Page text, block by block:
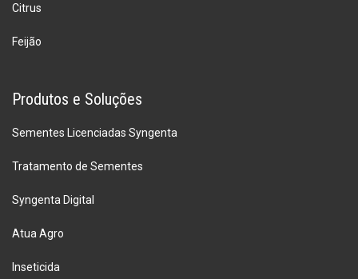
Citrus
Feijão
Produtos e Soluções
Sementes Licenciadas Syngenta
Tratamento de Sementes
Syngenta Digital
Atua Agro
Inseticida